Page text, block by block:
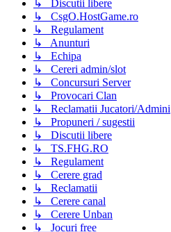
↳ Discutii libere
↳ CsgO.HostGame.ro
↳ Regulament
↳ Anunturi
↳ Echipa
↳ Cereri admin/slot
↳ Concursuri Server
↳ Provocari Clan
↳ Reclamatii Jucatori/Admini
↳ Propuneri / sugestii
↳ Discutii libere
↳ TS.FHG.RO
↳ Regulament
↳ Cerere grad
↳ Reclamatii
↳ Cerere canal
↳ Cerere Unban
↳ Jocuri free